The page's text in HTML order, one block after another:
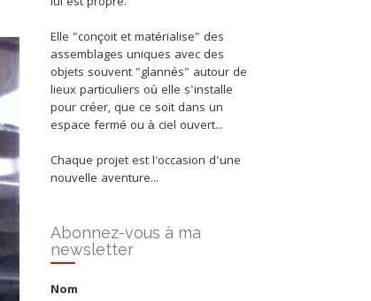
Elle "conçoit et matérialise" des
assemblages uniques avec des
objets souvent "glannés" autour de
lieux particuliers où elle s'installe
pour créer, que ce soit dans un
espace fermé ou à ciel ouvert...
Chaque projet est l'occasion d'une
nouvelle aventure...
Abonnez-vous à ma
newsletter
Nom